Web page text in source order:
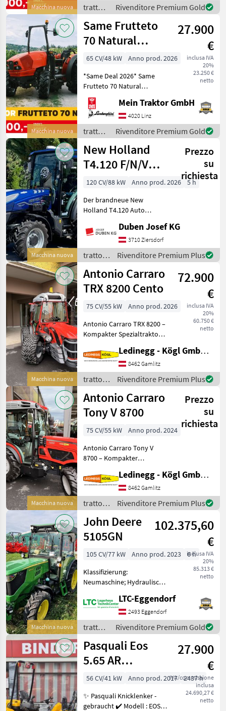
Macchina nuova
Wendegetriebe - 40 km/h -
verstellbarer Sitz Cobo
trattori
/ Same
Rivenditore Premium Gold
Macchina nuova
Same Frutteto
70 Natural
(Stage V)
27.900
€
inclusa IVA
20%
23.250 €
netto
65 CV/48 kW
Anno prod. 2026
*Same Deal 2026* Same
Frutteto 70 Natural
AUSSTATTUNG: - PVC Sitz
COBO-MT SC74/SM20 -
synchronisierte
mechanisches
Wendegetriebe -
Vollwendegetriebe,
mechanisc
Mein Traktor GmbH
4020 Linz
trattori
/ Same
Rivenditore Premium Gold
Macchina nuova
New Holland
T4.120 F/N/V
(Stage V)
Prezzo
su
richiesta
120 CV/88 kW Anno prod. 2026
5 h
Der brandneue New
Holland T4.120 Auto
Auto-Command-Getriebe,
SideWinder-
Bedienarmlehne, 50 km/h
(o. 40 km/h) Eco, Power
Shuttle, Klimaanlage,
Duben Josef KG
3710 Ziersdorf
trattori
/ New
Holland
Rivenditore Premium Plus
Macchina nuova
Antonio Carraro
TRX 8200 Cento
72.900
€
inclusa IVA
20%
60.750 €
netto
75 CV/55 kW
Anno prod. 2026
Antonio Carraro TRX 8200 –
Kompakter Spezialtraktor
Schwingrahmen
Beschreibung: Der Antonio
Carraro TRX 8200 ist ein
vielseitiger Spezial
Ledinegg - Kögl GmbH - Obst- und Weinbautechnik
8462 Gamlitz
trattori
/
Antonio
Carraro
Rivenditore Premium Plus
Macchina nuova
Antonio Carraro
Tony V 8700
Prezzo
su
richiesta
75 CV/55 kW
Anno prod. 2024
Antonio Carraro Tony V
8700 – Kompakter
revolutionärer Technologie
Beschreibung: Der Antonio
Carraro Tony V 8700 setzt
neue Maßstäbe als erst
Ledinegg - Kögl GmbH - Obst- und Weinbautechnik
8462 Gamlitz
trattori
/
Antonio
Carraro
Rivenditore Premium Plus
Macchina nuova
John Deere
5105GN
102.375,60
€
inclusa IVA
20%
85.313 €
netto
105 CV/77 kW Anno prod. 2023
6 h
Klassifizierung:
Neumaschine; Hydraulische
vorne: Ja;
Kreuzsteuerhebel
Frontlader: Ja;
Kreuzsteuerhebel
Frontlader Art: Elektrisch;
Zwischena
LTC-Eggendorf
2493 Eggendorf
trattori
/ John
Deere
Rivenditore Premium Gold
Pasquali Eos
5.65 AR
Reversibel
27.900
€
IVA/commissione
inclusa
24.690,27 €
netto
56 CV/41 kW Anno prod. 2017
2437 h
✨ Pasquali Knicklenker -
gebraucht ✔️ Modell : EOS